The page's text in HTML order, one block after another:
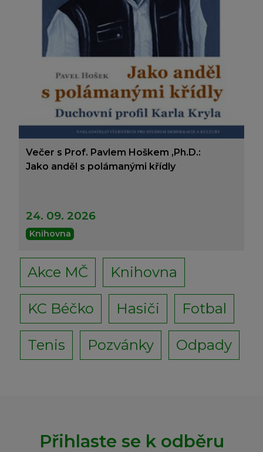
Večer s Prof. Pavlem Hoškem ,Ph.D.:
Jako anděl s polámanými křídly
24. 09. 2026
Knihovna
Akce MČ Knihovna
KC Béčko Hasiči Fotbal
Tenis Pozvánky Odpady
Přihlaste se k odběru